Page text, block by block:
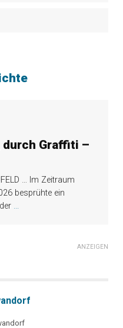
durch Graffiti –
… Im Zeitraum
besprühte ein
...
ANZEIGEN